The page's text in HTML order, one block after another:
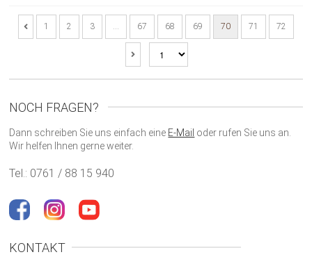
1 2 3 … 67 68 69 70 71 72
NOCH FRAGEN?
Dann schreiben Sie uns einfach eine E-Mail oder rufen Sie uns an.
Wir helfen Ihnen gerne weiter.
Tel.: 0761 / 88 15 940
KONTAKT